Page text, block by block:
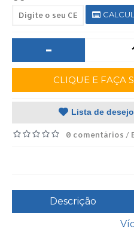
-
CLIQUE E FAÇA
Lista de
0 comentários /
Descrição